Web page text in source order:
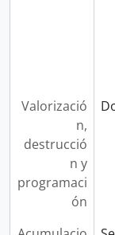
Valorizació
n,
destrucció
n y
programaci
ón